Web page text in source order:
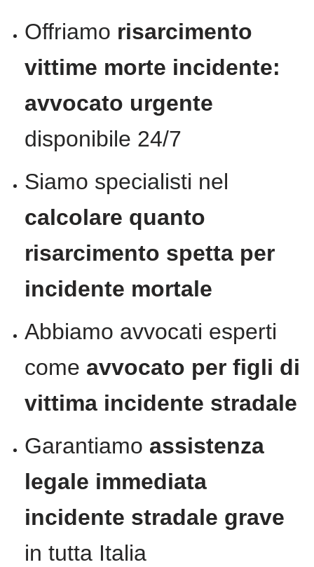
Offriamo risarcimento
vittime morte incidente:
avvocato urgente
disponibile 24/7
Siamo specialisti nel
calcolare quanto
risarcimento spetta per
incidente mortale
Abbiamo avvocati esperti
come avvocato per figli di
vittima incidente stradale
Garantiamo assistenza
legale immediata
incidente stradale grave
in tutta Italia